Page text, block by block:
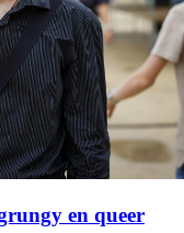
en queer